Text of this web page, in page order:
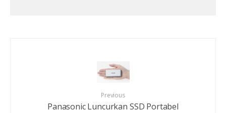
Previous
Panasonic Luncurkan SSD Portabel